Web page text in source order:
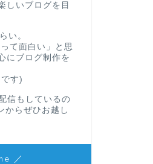
しいブログを目
い。
て面白い」と思
にブログ制作を
す)
信もしているの
からぜひお越し
／